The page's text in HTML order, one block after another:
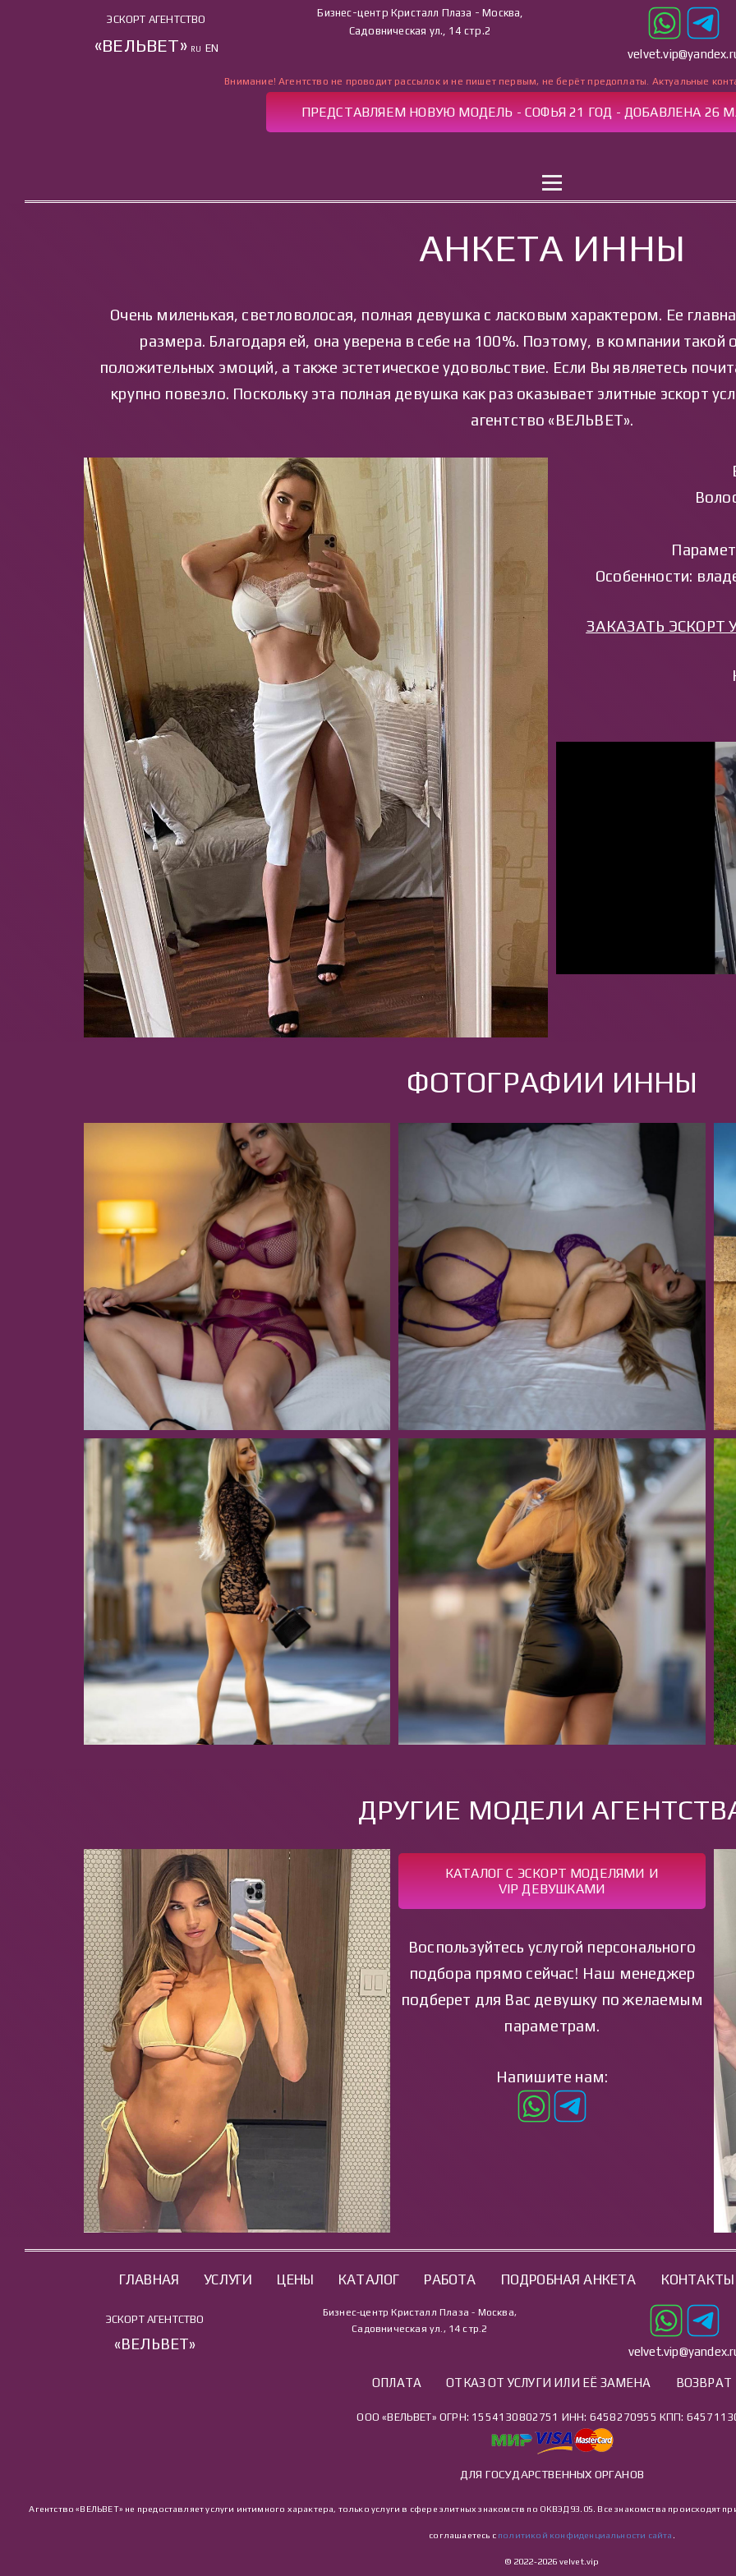
ЭСКОРТ АГЕНТСТВО
«ВЕЛЬВЕТ» RU EN
Бизнес-центр Кристалл Плаза - Москва,
Садовническая ул., 14 стр.2
Внимание! Агентство не проводит рассылок и не пишет первым, не берёт предоплаты. Актуальные
ПРЕДСТАВЛЯЕМ НОВУЮ МОДЕЛЬ - СОФЬЯ 21 ГОД - ДОБАВЛЕНА 26
АНКЕТА ИННЫ
Очень миленькая, светловолосая, полная девушка с ласковым характером. Ее
размера. Благодаря ей, она уверена в себе на 100%. Поэтому, в компании
положительных эмоций, а также эстетическое удовольствие. Если Вы являетесь
крупно повезло. Поскольку эта полная девушка как раз оказывает элитные эскорт
агентство «ВЕЛЬВЕТ».
Особенности:
ЗАКАЗАТЬ ЭСКОРТ
ФОТОГРАФИИ ИННЫ
ДРУГИЕ МОДЕЛИ
КАТАЛОГ С ЭСКОРТ МОДЕЛЯМИ И
VIP ДЕВУШКАМИ
Воспользуйтесь услугой персонального
подбора прямо сейчас! Наш менеджер
подберет для Вас девушку по желаемым
параметрам.
Напишите нам:
ГЛАВНАЯ УСЛУГИ ЦЕНЫ КАТАЛОГ РАБОТА ПОДРОБНАЯ АНКЕТА КОНТАКТЫ
ЭСКОРТ АГЕНТСТВО
«ВЕЛЬВЕТ»
Бизнес-центр Кристалл Плаза - Москва,
Садовническая ул., 14 стр.2
ОПЛАТА ОТКАЗ ОТ УСЛУГИ ИЛИ ЕЁ ЗАМЕНА ВОЗВРАТ
ООО «ВЕЛЬВЕТ» ОГРН: 1554130802751 ИНН: 6458270955 КПП:
ДЛЯ ГОСУДАРСТВЕННЫХ ОРГАНОВ
Агентство «ВЕЛЬВЕТ» не предоставляет услуги интимного характера, только услуги в сфере элитных знакомств по ОКВЭД 93.05. Все знакомства
соглашаетесь с политикой конфиденциальности сайта
© 2022-2026 velvet.vip